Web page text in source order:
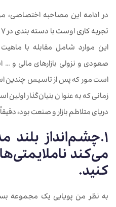
این موارد شامل مقابله با ماهیت
صعودی و نزولی بازارهای مالی و …
است مور که پس از تاسیس چندین
زمانی که به عنوان بنیان‌گذار
دریای متلاطم بازار و صنعت بود،
1.چشم‌انداز
می‌کند
کنید.
به نظر من پویایی یک مجموعه